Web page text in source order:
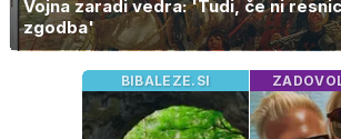
Vojna zaradi vedra: 'Tudi, če ni
zgodba'
BIBALEZE.SI